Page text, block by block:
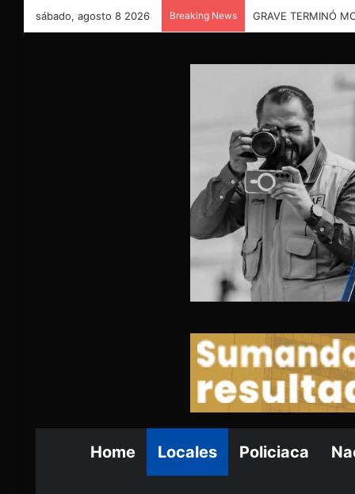
sábado, agosto 8 2026 Breaking News
Home Locales Policiaca